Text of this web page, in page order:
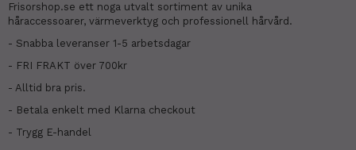
Frisorshop.se ett noga utvalt sortiment av unika
håraccessoarer, värmeverktyg och professionell hårvård.
- Snabba leveranser 1-5 arbetsdagar
- FRI FRAKT över 700kr
- Alltid bra pris.
- Betala enkelt med Klarna checkout
- Trygg E-handel